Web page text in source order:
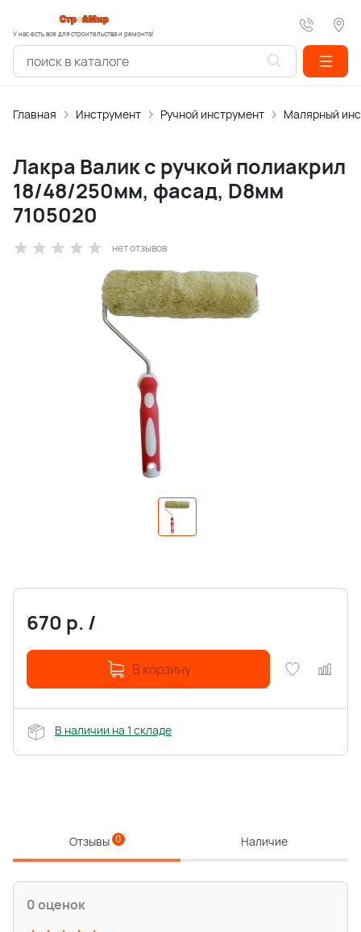
У нас есть все для строительства и ремонта!
Главная Инструмент Ручной инструмент Малярный
Лакра Валик с ручкой полиакрил
18/48/250мм, фасад, D8мм
7105020
нет отзывов
670 р. /
В корзину
В наличии на 1 складе
Отзывы 0 Наличие
0 оценок